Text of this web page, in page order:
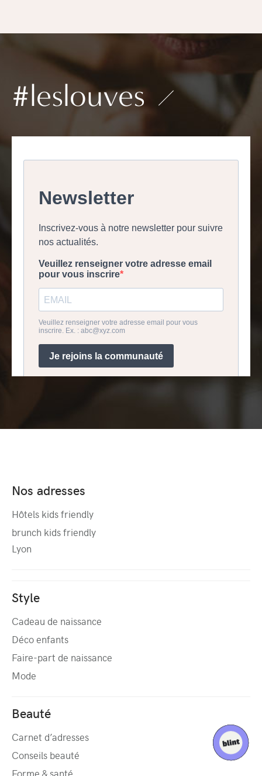
#leslouves
Nos adresses
Hôtels kids friendly
brunch kids friendly
Lyon
Style
Cadeau de naissance
Déco enfants
Faire-part de naissance
Mode
Beauté
Carnet d’adresses
Conseils beauté
Forme & santé